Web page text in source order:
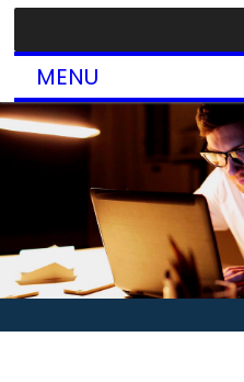
MENU